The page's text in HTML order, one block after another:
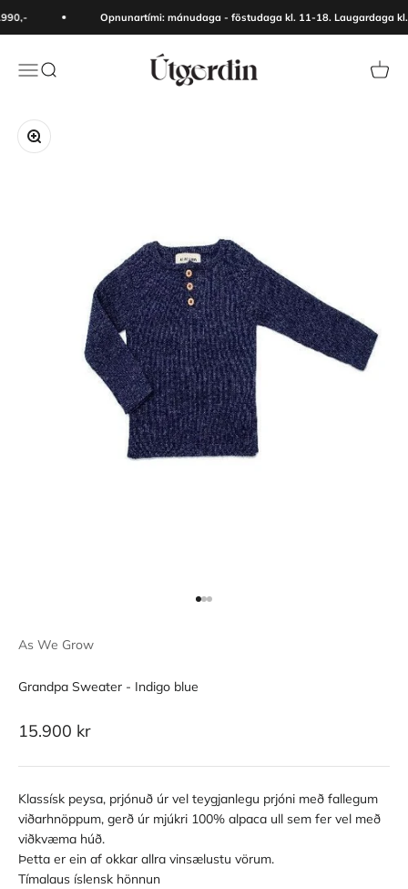
Opnunartími: mánudaga - föstudaga kl. 11-18. Laugardaga kl.
MenuSearch
Útgerðin
Cart
Zoom
As We Grow
Grandpa Sweater - Indigo blue
Sale price
15.900 kr
Klassísk peysa, prjónuð úr vel teygjanlegu prjóni með fallegum
viðarhnöppum, gerð úr mjúkri 100% alpaca ull sem fer vel með
viðkvæma húð.
Þetta er ein af okkar allra vinsælustu vörum.
Tímalaus íslensk hönnun